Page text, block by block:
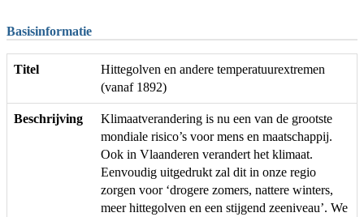
Basisinformatie
Titel
Hittegolven en andere temperatuurextremen
(vanaf 1892)
Beschrijving
Klimaatverandering is nu een van de grootste
mondiale risico’s voor mens en maatschappij.
Ook in Vlaanderen verandert het klimaat.
Eenvoudig uitgedrukt zal dit in onze regio
zorgen voor ‘drogere zomers, nattere winters,
meer hittegolven en een stijgend zeeniveau’. We